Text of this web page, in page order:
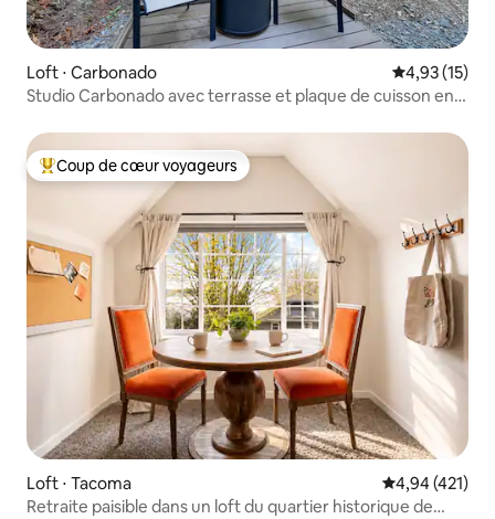
Loft ⋅ Carbonado Évaluation
4,93 (15)
Studio Carbonado avec terrasse et plaque de cuisson en
Coups de cœur voyageurs les plus appréciés
Coup de cœur voyageurs
Loft ⋅ Tacoma Évaluation
4,94 (421)
Retraite paisible dans un loft du quartier historique de